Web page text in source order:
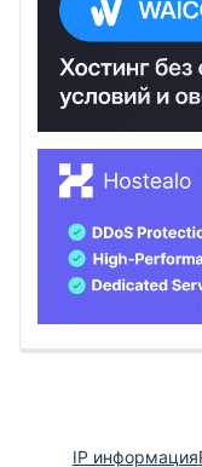
IP информация